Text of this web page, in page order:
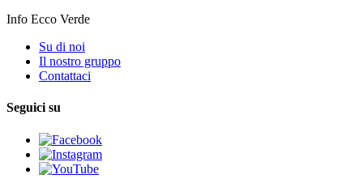
Info Ecco Verde
Su di noi
Il nostro gruppo
Contattaci
Seguici su